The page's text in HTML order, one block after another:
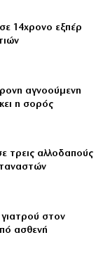
14χρονο εξπέρ
αγνοούμενη
η σορός
τρεις αλλοδαπούς
στον
ασθενή